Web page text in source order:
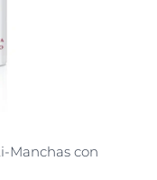
Manchas con